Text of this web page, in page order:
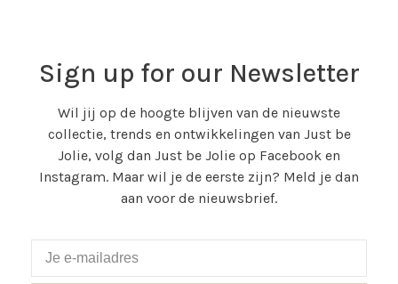
Sign up for our Newsletter
Wil jij op de hoogte blijven van de nieuwste
collectie, trends en ontwikkelingen van Just be
Jolie, volg dan Just be Jolie op Facebook en
Instagram. Maar wil je de eerste zijn? Meld je dan
aan voor de nieuwsbrief.